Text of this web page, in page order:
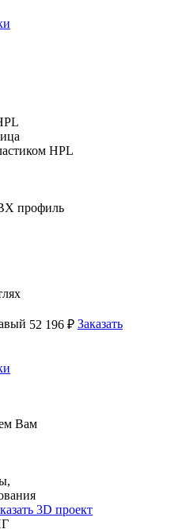
HPL
профиль
52 196 ₽ Заказать
Вам
3D проект